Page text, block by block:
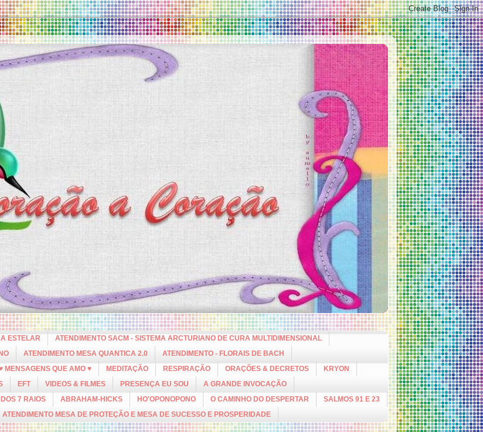
ESTELAR
ATENDIMENTO SACM - SISTEMA ARCTURIANO DE CURA MULTIDIMENSIONAL
ATENDIMENTO MESA QUANTICA 2.0
ATENDIMENTO - FLORAIS DE BACH
MENSAGENS QUE AMO ♥ MEDITAÇÃO RESPIRAÇÃO ORAÇÕES & DECRETOS
KRYON
EFT VIDEOS & FILMES PRESENÇA EU SOU
A GRANDE INVOCAÇÃO
7 RAIOS ABRAHAM-HICKS HO'OPONOPONO O CAMINHO DO DESPERTAR
SALMOS 91 E 23
ATENDIMENTO MESA DE PROTEÇÃO E MESA DE SUCESSO E PROSPERIDADE